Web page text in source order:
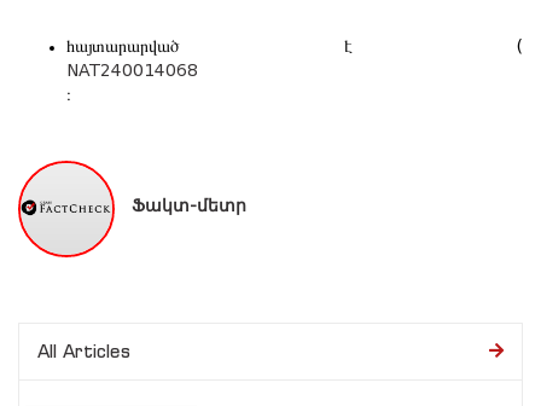
հայտարարված է (
NAT240014068
։
Ֆակտ-մետր
All Articles